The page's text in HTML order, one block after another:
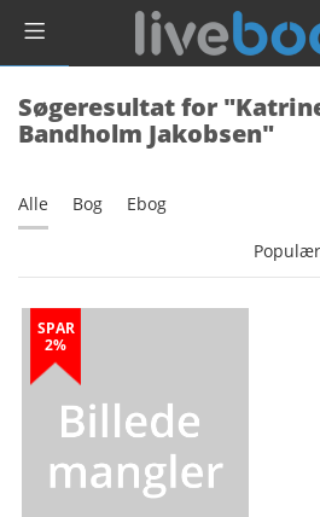
Søgeresultat for
Bandholm Jakobsen"
Alle Bog Ebog
SPAR
2%